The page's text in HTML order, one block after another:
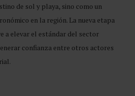
de sol y playa, sino como un
en la región. La nueva etapa
a elevar el estándar del sector
confianza entre otros actores